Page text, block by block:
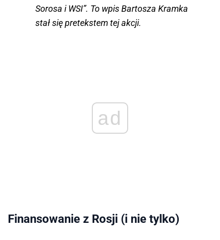
Sorosa i WSI”. To wpis Bartosza Kramka
stał się pretekstem tej akcji.
ad
Finansowanie z Rosji (i nie tylko)